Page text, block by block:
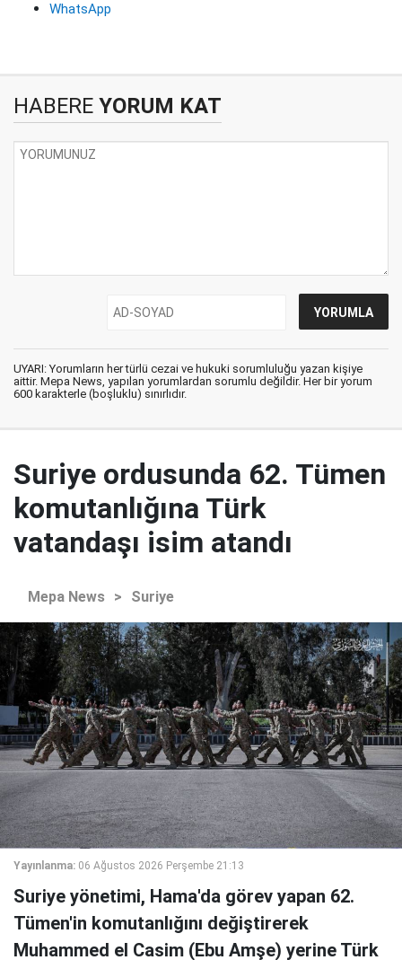
WhatsApp
HABERE YORUM KAT
UYARI: Yorumların her türlü cezai ve hukuki sorumluluğu yazan kişiye
aittir. Mepa News, yapılan yorumlardan sorumlu değildir. Her bir yorum
600 karakterle (boşluklu) sınırlıdır.
Suriye ordusunda 62. Tümen
komutanlığına Türk
vatandaşı isim atandı
Mepa News > Suriye
Yayınlanma: 06 Ağustos 2026 Perşembe 21:13
Suriye yönetimi, Hama'da görev yapan 62.
Tümen'in komutanlığını değiştirerek
Muhammed el Casim (Ebu Amşe) yerine Türk